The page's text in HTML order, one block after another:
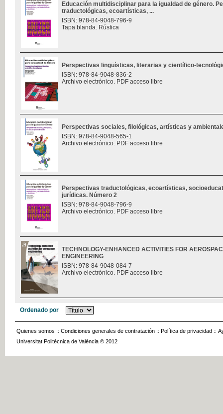
Educación multidisciplinar para la igualdad de género.
traductológicas, ecoartísticas, ...
ISBN: 978-84-9048-796-9
Tapa blanda. Rústica
Perspectivas lingüísticas, literarias y científico-
ISBN: 978-84-9048-836-2
Archivo electrónico. PDF acceso libre
Perspectivas sociales, filológicas, artísticas y
ISBN: 978-84-9048-565-1
Archivo electrónico. PDF acceso libre
Perspectivas traductológicas, ecoartísticas,
jurídicas. Número 2
ISBN: 978-84-9048-796-9
Archivo electrónico. PDF acceso libre
TECHNOLOGY-ENHANCED ACTIVITIES FOR
ENGINEERING
ISBN: 978-84-9048-084-7
Archivo electrónico. PDF acceso libre
Ordenado por
Quienes somos :: Condiciones generales de contratación :: Política de privacidad ::
Universitat Politècnica de València © 2012